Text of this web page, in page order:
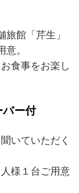
館「芹生」
。
食事をお楽し
ー付
いていただく
様１台ご用意